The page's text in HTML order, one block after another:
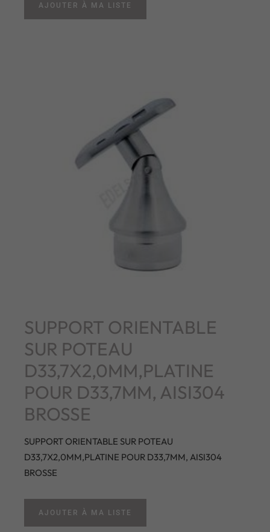
AJOUTER À MA LISTE
SUPPORT ORIENTABLE
SUR POTEAU
D33,7X2,0MM,PLATINE
POUR D33,7MM, AISI304
BROSSE
SUPPORT ORIENTABLE SUR POTEAU
D33,7X2,0MM,PLATINE POUR D33,7MM, AISI304
BROSSE
AJOUTER À MA LISTE